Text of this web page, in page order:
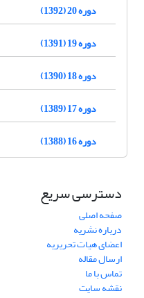
دوره 20 (1392)
دوره 19 (1391)
دوره 18 (1390)
دوره 17 (1389)
دوره 16 (1388)
دسترسی سریع
صفحه اصلی
درباره نشریه
اعضای هیات تحریریه
ارسال مقاله
تماس با ما
نقشه سایت